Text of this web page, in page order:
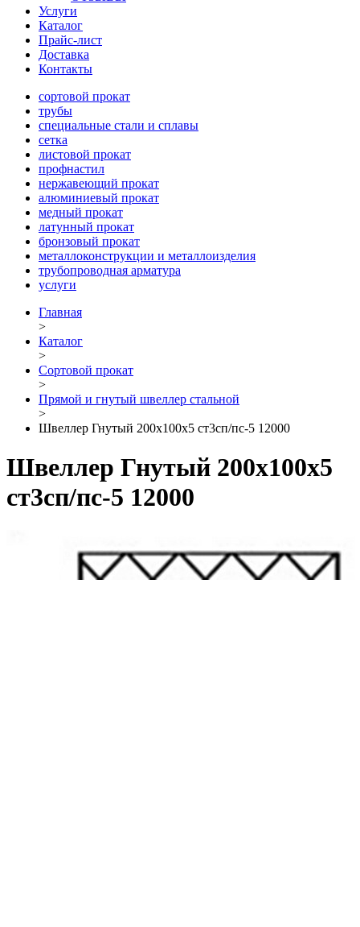
Услуги
Каталог
Прайс-лист
Доставка
Контакты
сортовой прокат
трубы
специальные стали и сплавы
сетка
листовой прокат
профнастил
нержавеющий прокат
алюминиевый прокат
медный прокат
латунный прокат
бронзовый прокат
металлоконструкции и металлоизделия
трубопроводная арматура
услуги
Главная
>
Каталог
>
Сортовой прокат
>
Прямой и гнутый швеллер стальной
>
Швеллер Гнутый 200х100х5 ст3сп/пс-5 12000
Швеллер Гнутый 200х100х5
ст3сп/пс-5 12000